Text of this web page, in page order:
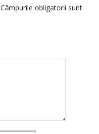
Câmpurile obligatorii sunt